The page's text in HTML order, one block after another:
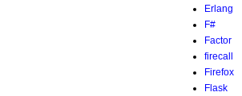
Erlang
F#
Factor
firecall
Firefox
Flask